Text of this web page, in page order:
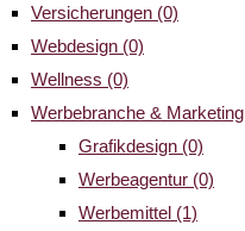
Versicherungen (0)
Webdesign (0)
Wellness (0)
Werbebranche & Marketing
Grafikdesign (0)
Werbeagentur (0)
Werbemittel (1)